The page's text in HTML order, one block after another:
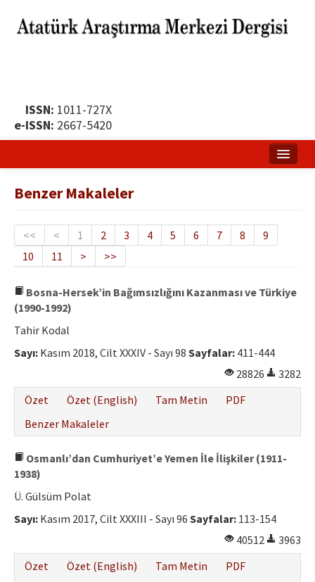
ISSN: 1011-727X
e-ISSN: 2667-5420
Yayın Politikası
Dergi Kurulları
Yayın İlkeleri
Etik İlkeler
Yazar Rehberi
İletişim
Benzer Makaleler
<< < 1 2 3 4 5 6 7 8
9
10
11 > >>
Bosna-Hersek’in Bağımsızlığını Kazanması ve Türkiye
(1990-1992)
Tahir Kodal
Sayı: Kasım 2018, Cilt XXXIV - Sayı 98 Sayfalar: 411-444
28826
3282
Özet
Özet (English) Tam Metin
PDF
Benzer Makaleler
Osmanlı’dan Cumhuriyet’e Yemen İle İlişkiler (1911-
1938)
Ü. Gülsüm Polat
Sayı: Kasım 2017, Cilt XXXIII - Sayı 96 Sayfalar: 113-154
40512
3963
Özet
Özet (English) Tam Metin
PDF